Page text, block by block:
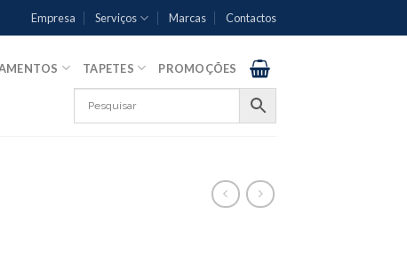
Empresa Serviços Marcas Contactos
TAPETES PROMOÇÕES